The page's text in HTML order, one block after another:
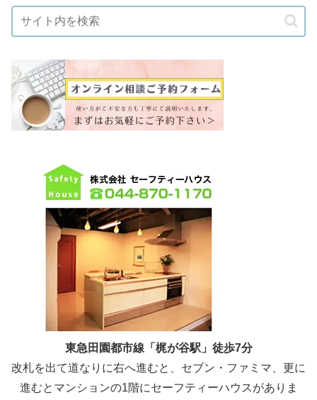
東急田園都市線「梶が谷駅」徒歩7分
改札を出て道なりに右へ進むと、セブン・ファミマ、更に
進むとマンションの1階にセーフティーハウスがありま